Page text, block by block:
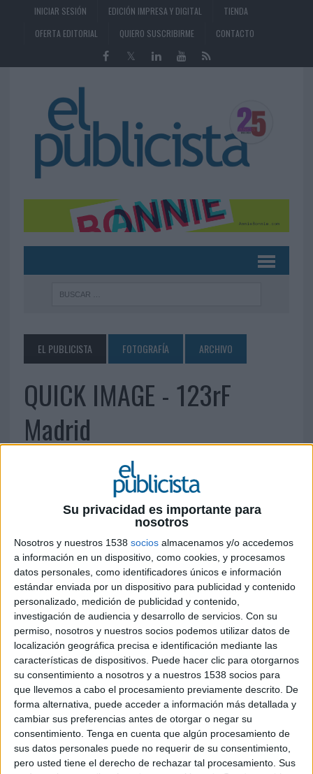
Su privacidad es importante para
nosotros
Nosotros y nuestros 1538 socios almacenamos y/o accedemos
a información en un dispositivo, como cookies, y procesamos
datos personales, como identificadores únicos e información
estándar enviada por un dispositivo para publicidad y contenido
personalizado, medición de publicidad y contenido,
investigación de audiencia y desarrollo de servicios. Con su
permiso, nosotros y nuestros socios podemos utilizar datos de
localización geográfica precisa e identificación mediante las
características de dispositivos. Puede hacer clic para otorgarnos
su consentimiento a nosotros y a nuestros 1538 socios para
que llevemos a cabo el procesamiento previamente descrito. De
forma alternativa, puede acceder a información más detallada y
cambiar sus preferencias antes de otorgar o negar su
consentimiento. Tenga en cuenta que algún procesamiento de
sus datos personales puede no requerir de su consentimiento,
pero usted tiene el derecho de rechazar tal procesamiento. Sus
INICIAR SESIÓN EDICIÓN IMPRESA Y DIGITAL
TIENDA
OFERTA EDITORIAL
QUIERO SUSCRIBIRME CONTACTO
EL PUBLICISTA FOTOGRAFÍA ARCHIVO
QUICK IMAGE - 123rF
Madrid
18 DE DICIEMBRE DE 2007
Segundo Anca, 9 28023. Madrid Tel. 91 710 37 96
Fax. 916.372.980http://www.es.123rf.com
TWEET
SHARE
ENVIAR
PIN